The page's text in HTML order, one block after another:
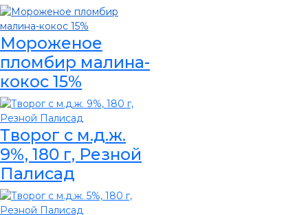
Мороженое
пломбир малина-
кокос 15%
Творог с м.д.ж.
9%, 180 г, Резной
Палисад